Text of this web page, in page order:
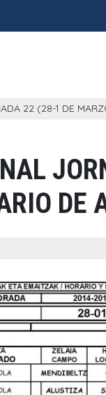
22 (28-1 DE
DE